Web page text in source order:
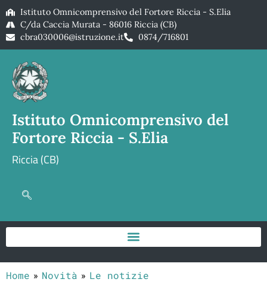
Istituto Omnicomprensivo del Fortore Riccia - S.Elia
C/da Caccia Murata - 86016 Riccia (CB)
cbra030006@istruzione.it
0874/716801
Istituto Omnicomprensivo del
Fortore Riccia - S.Elia
Riccia (CB)
Home Novità
Le notizie